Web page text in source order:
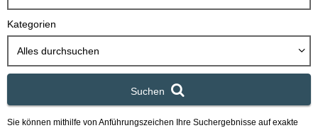
o
Kategorien
Alles durchsuchen
Suchen
Sie können mithilfe von Anführungszeichen Ihre Suchergebnisse auf exakte